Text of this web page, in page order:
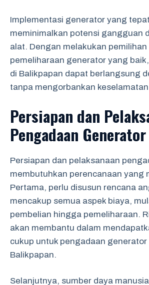
Implementasi generator yang
meminimalkan potensi gangguan
alat. Dengan melakukan pemilihan
pemeliharaan generator yang
di Balikpapan dapat berlangsung
tanpa mengorbankan
Persiapan dan
Pengadaan Generator
Persiapan dan pelaksanaan
membutuhkan perencanaan yang
Pertama, perlu disusun rencana
mencakup semua aspek biaya,
pembelian hingga pemeliharaan.
akan membantu dalam
cukup untuk pengadaan
Balikpapan.
Selanjutnya, sumber daya